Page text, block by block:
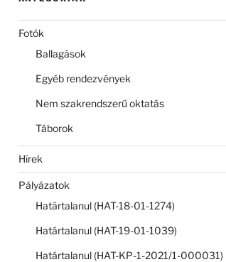
Fotók
Ballagások
Egyéb rendezvények
Nem szakrendszerű oktatás
Táborok
Hírek
Pályázatok
Határtalanul (HAT-18-01-1274)
Határtalanul (HAT-19-01-1039)
Határtalanul (HAT-KP-1-2021/1-000031)